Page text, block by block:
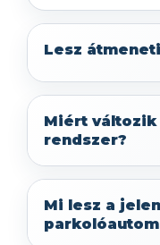
Lesz
Miért változik
rendszer?
Mi lesz a